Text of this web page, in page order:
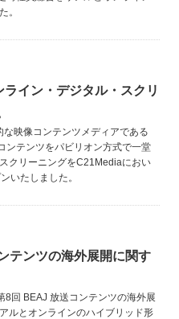
。
イン・デジタル・スクリ
映像コンテンツメディアである
ンテンツをパビリオン方式で一堂
クリーニングをC21Mediaにおい
いたしました。
テンツの海外展開に関す
回 BEAJ 放送コンテンツの海外展
ルとオンラインのハイブリッド形